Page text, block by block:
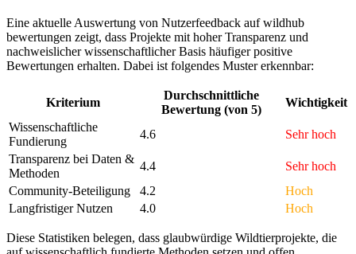
Eine aktuelle Auswertung von Nutzerfeedback auf wildhub
bewertungen zeigt, dass Projekte mit hoher Transparenz und
nachweislicher wissenschaftlicher Basis häufiger positive
Bewertungen erhalten. Dabei ist folgendes Muster erkennbar:
Kriterium
Durchschnittliche
Bewertung (von 5)
Wichtigkeit
Wissenschaftliche
Fundierung
4.6
Sehr hoch
Transparenz bei Daten &
Methoden
4.4
Sehr hoch
Community-Beteiligung
4.2
Hoch
Langfristiger Nutzen
4.0 Hoch
Diese Statistiken belegen, dass glaubwürdige Wildtierprojekte, die